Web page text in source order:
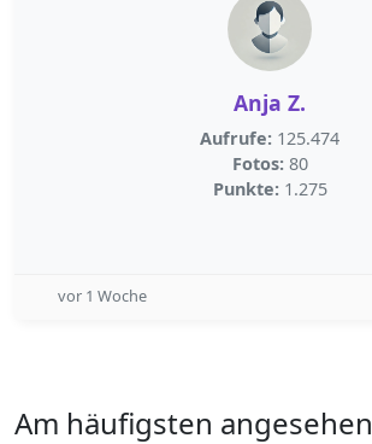
Anja Z.
Aufrufe: 125.474
Fotos: 80
Punkte: 1.275
vor 1 Woche
Am häufigsten angesehen